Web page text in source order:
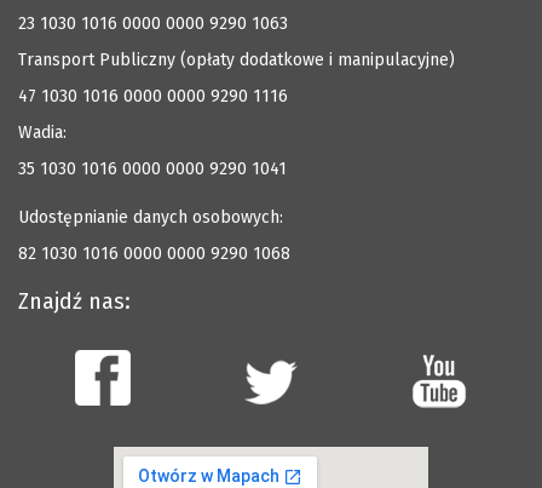
23 1030 1016 0000 0000 9290 1063
Transport Publiczny (opłaty dodatkowe i manipulacyjne)
47 1030 1016 0000 0000 9290 1116
Wadia:
35 1030 1016 0000 0000 9290 1041
Udostępnianie danych osobowych:
82 1030 1016 0000 0000 9290 1068
Znajdź nas: